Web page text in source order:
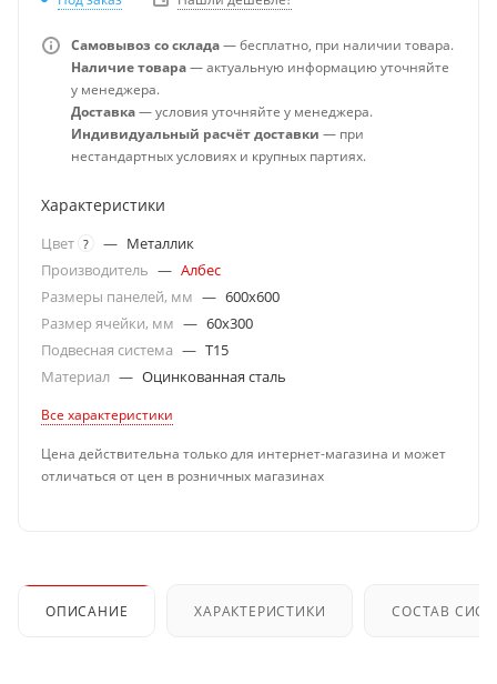
Самовывоз со склада— бесплатно, при наличии товара.
Наличие товара— актуальную информацию уточняйте
у менеджера.
Доставка— условия уточняйте у менеджера.
Индивидуальный расчёт доставки — при
нестандартных условиях и крупных партиях.
Характеристики
Цвет ? — Металлик
Производитель — Албес
Размеры панелей, мм — 600x600
Размер ячейки, мм — 60x300
Подвесная система — T15
Материал — Оцинкованная сталь
Все характеристики
Цена действительна только для интернет-магазина и может
отличаться от цен в розничных магазинах
ОПИСАНИЕ ХАРАКТЕРИСТИКИ СОСТАВ